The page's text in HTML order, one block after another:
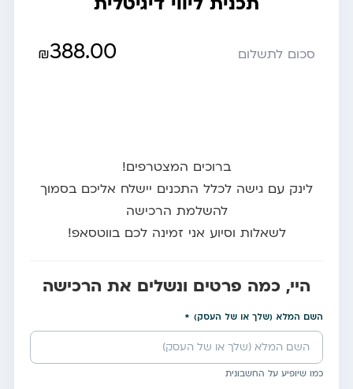
סכום לתשלום ₪388.00
ברוכים המצטרפים!
לינק עם גישה לכלל התכנים יישלח אליכם בסמוך
להשלמת הרכישה
לשאלות וסיוע אני זמינה לכם בווטסאפ!
היי, כמה פרטים ונשלים את הרכישה
השם המלא (שלך או של העסק)
כמו שיופיע על החשבונית